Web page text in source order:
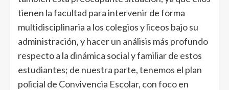
tienen la facultad para intervenir de forma
multidisciplinaria a los colegios y liceos bajo su
administración, y hacer un análisis más profundo
respecto a la dinámica social y familiar de estos
estudiantes; de nuestra parte, tenemos el plan
policial de Convivencia Escolar, con foco en